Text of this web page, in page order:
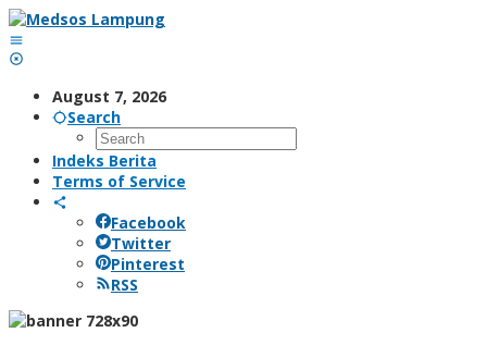
Skip
to
content
August 7, 2026
Search
Indeks Berita
Terms of Service
Facebook
Twitter
Pinterest
RSS